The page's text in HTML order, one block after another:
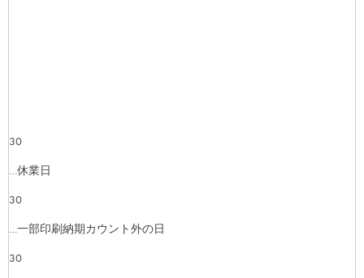
30
…休業日
30
…一部印刷納期カウント外の日
30